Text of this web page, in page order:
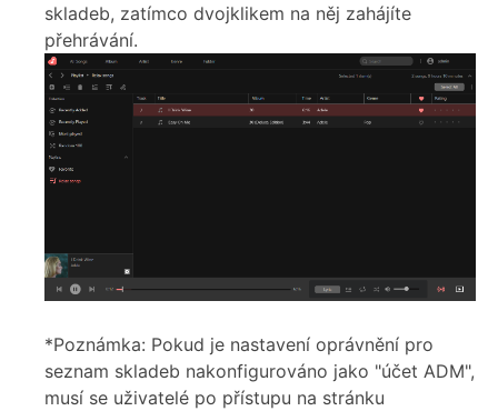
skladeb, zatímco dvojklikem na něj zahájíte
přehrávání.
*Poznámka: Pokud je nastavení oprávnění pro
seznam skladeb nakonfigurováno jako "účet ADM",
musí se uživatelé po přístupu na stránku